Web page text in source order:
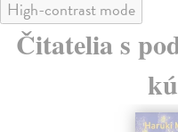
High-contrast mode
Čitatelia s